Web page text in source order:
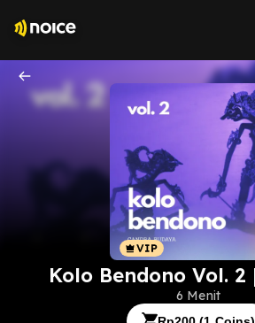
Kolo Bendono Vol. 2
6 Menit